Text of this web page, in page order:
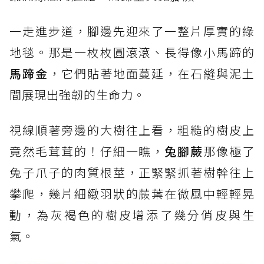
一走進步道，腳邊先迎來了一整片厚實的綠
地毯。那是一枚枚圓滾滾、長得像小馬蹄的
馬蹄金 ，它們貼著地面蔓延，在石縫與泥土
間展現出強韌的生命力。
視線順著旁邊的大樹往上看，粗糙的樹皮上
竟然毛茸茸的！仔細一瞧， 兔腳蕨那像極了
兔子爪子的肉質根莖，正緊緊抓著樹幹往上
攀爬，幾片細緻羽狀的蕨葉在微風中輕輕晃
動，為灰褐色的樹皮增添了幾分俏皮與生
氣。